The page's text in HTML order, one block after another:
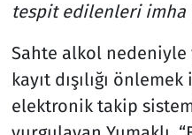
tespit edilenleri imha
Sahte alkol nedeniyle
kayıt dışılığı
elektronik takip